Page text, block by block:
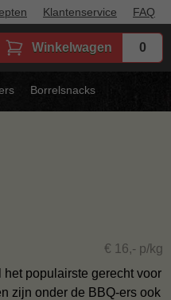
Klantenservice FAQ
Winkelwagen 0
Borrelsnacks
€ 16,- p/kg
populairste gerecht voor
zijn onder de BBQ-ers ook